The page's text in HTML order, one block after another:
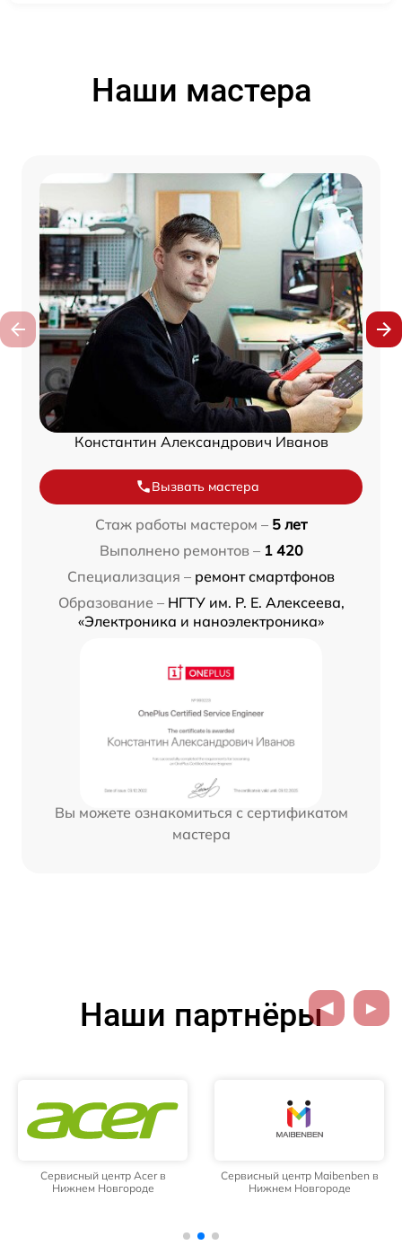
Наши мастера
Константин Александрович Иванов
Вызвать мастера
Стаж работы мастером – 5 лет
Выполнено ремонтов – 1 420
Специализация – ремонт смартфонов
Образование – НГТУ им. Р. Е. Алексеева,
«Электроника и наноэлектроника»
Вы можете ознакомиться с сертификатом
мастера
Наши партнёры
Сервисный центр Acer в
Нижнем Новгороде
Сервисный центр Maibenben в
Нижнем Новгороде